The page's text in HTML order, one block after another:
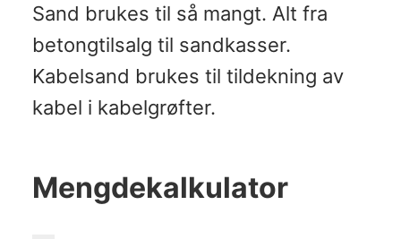
Sand brukes til så mangt. Alt fra
betongtilsalg til sandkasser.
Kabelsand brukes til tildekning av
kabel i kabelgrøfter.
Mengdekalkulator